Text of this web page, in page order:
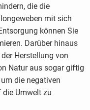
die die
mit sich
können Sie
Darüber hinaus
Herstellung von
Natur aus sogar giftig
die negativen
Umwelt zu